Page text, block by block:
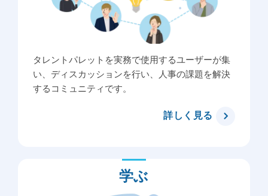
タレントパレットを実務で使用するユーザーが集
い、ディスカッションを行い、人事の課題を解決
するコミュニティです。
詳しく見る
学ぶ